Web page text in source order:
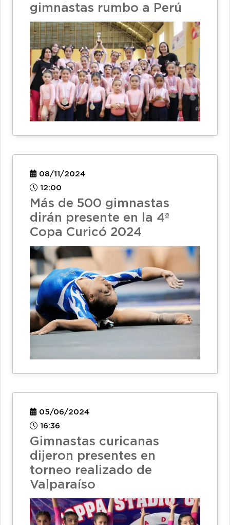
gimnastas rumbo a Perú
08/11/2024
12:00
Más de 500 gimnastas
dirán presente en la 4ª
Copa Curicó 2024
05/06/2024
16:36
Gimnastas curicanas
dijeron presentes en
torneo realizado de
Valparaíso